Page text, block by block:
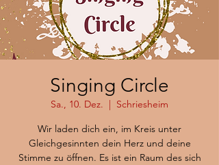
Singing Circle
Sa., 10. Dez.
  |
Schriesheim
Wir laden dich ein, im Kreis unter
Gleichgesinnten dein Herz und deine
Stimme zu öffnen. Es ist ein Raum des sich